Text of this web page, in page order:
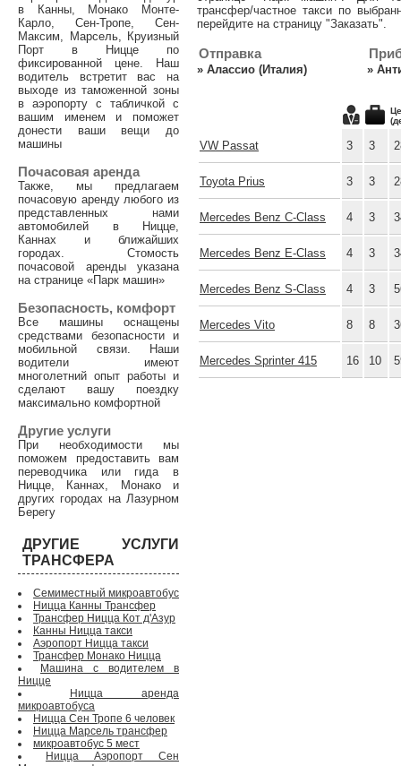
трансфер/частное такси по
перейдите на страницу "Заказать".
Отправка
» Алассио (Италия) »
VW Passat 3 3
Toyota Prius 3 3
Mercedes Benz C-Class 4 3
Mercedes Benz E-Class 4 3
Mercedes Benz S-Class 4 3
Mercedes Vito 8 8
Mercedes Sprinter 415 16 10
в Канны, Монако Монте-
Карло, Сен-Тропе, Сен-
Максим, Марсель, Круизный
Порт в Ницце по
фиксированной цене. Наш
водитель встретит вас на
выходе из таможенной зоны
в аэропорту с табличкой с
вашим именем и поможет
донести ваши вещи до
машины
Почасовая аренда
Также, мы предлагаем
почасовую аренду любого из
представленных нами
автомобилей в Ницце,
Каннах и ближайших
городах. Стомость
почасовой аренды указана
на странице «Парк машин»
Безопасность, комфорт
Все машины оснащены
средствами безопасности и
мобильной связи. Наши
водители имеют
многолетний опыт работы и
сделают вашу поездку
максимально комфортной
Другие услуги
При необходимости мы
поможем предоставить вам
переводчика или гида в
Ницце, Каннах, Монако и
других городах на Лазурном
Берегу
ДРУГИЕ УСЛУГИ
ТРАНСФЕРА
Семиместный микроавтобус
Ницца Канны Трансфер
Трансфер Ницца Кот д'Азур
Канны Ницца такси
Аэропорт Ницца такси
Трансфер Монако Ницца
Машина с водителем в
Ницце
Ницца аренда
микроавтобуса
Ницца Сен Тропе 6 человек
Ницца Марсель трансфер
микроавтобус 5 мест
Ницца Аэропорт Сен